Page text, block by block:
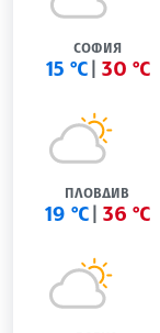
СОФИЯ
15 °C 30 °C
ПЛОВДИВ
19 °C 36 °C